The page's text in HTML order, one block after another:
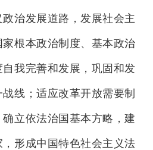
治发展道路，发展社会主
根本政治制度、基本政治
我完善和发展，巩固和发
线；适应改革开放需要制
立依法治国基本方略，建
形成中国特色社会主义法